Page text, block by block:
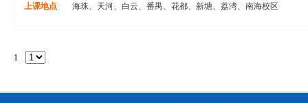
上课地点 海珠、天河、白云、番禺、花都、新塘、荔湾、南海校区
1